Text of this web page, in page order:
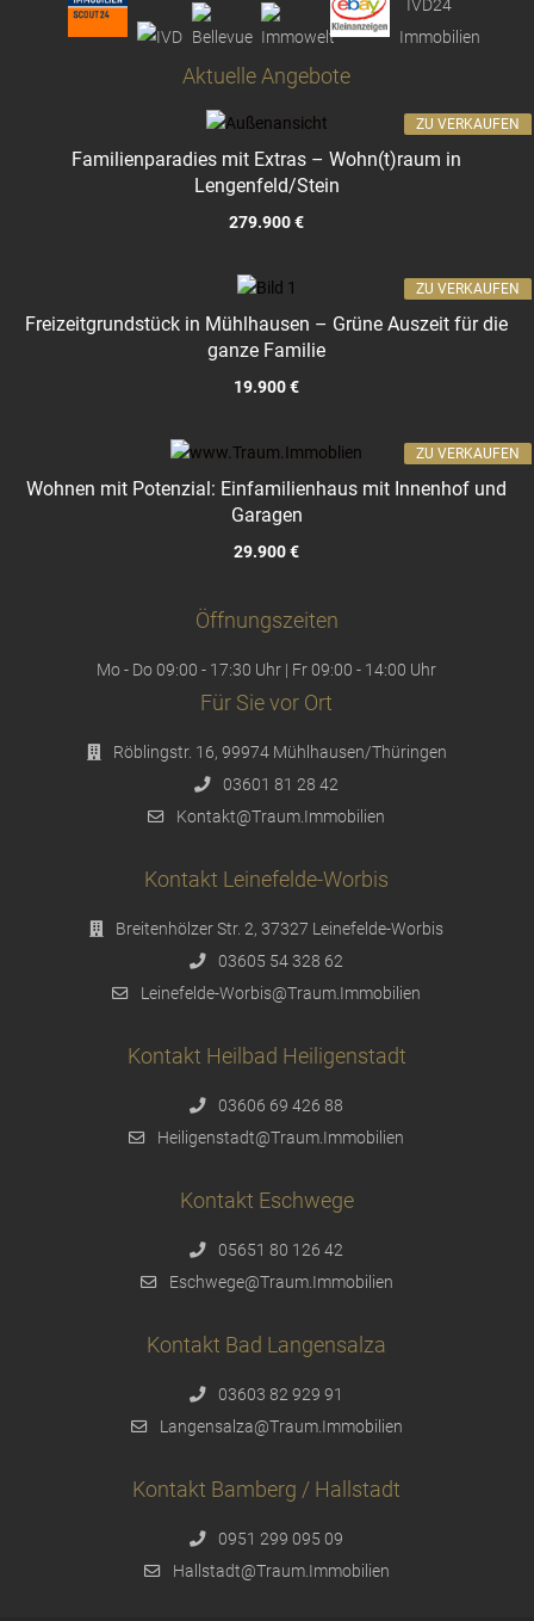
Aktuelle Angebote
Familienparadies mit Extras – Wohn(t)raum in
Lengenfeld/Stein
279.900 €
ZU VERKAUFEN
Freizeitgrundstück in Mühlhausen – Grüne Auszeit für die
ganze Familie
19.900 €
ZU VERKAUFEN
Wohnen mit Potenzial: Einfamilienhaus mit Innenhof und
Garagen
29.900 €
ZU VERKAUFEN
Öffnungszeiten
Mo - Do 09:00 - 17:30 Uhr | Fr 09:00 - 14:00 Uhr
Für Sie vor Ort
Röblingstr. 16, 99974 Mühlhausen/Thüringen
03601 81 28 42
Kontakt@Traum.Immobilien
Kontakt Leinefelde-Worbis
Breitenhölzer Str. 2, 37327 Leinefelde-Worbis
03605 54 328 62
Leinefelde-Worbis@Traum.Immobilien
Kontakt Heilbad Heiligenstadt
03606 69 426 88
Heiligenstadt@Traum.Immobilien
Kontakt Eschwege
05651 80 126 42
Eschwege@Traum.Immobilien
Kontakt Bad Langensalza
03603 82 929 91
Langensalza@Traum.Immobilien
Kontakt Bamberg / Hallstadt
0951 299 095 09
Hallstadt@Traum.Immobilien